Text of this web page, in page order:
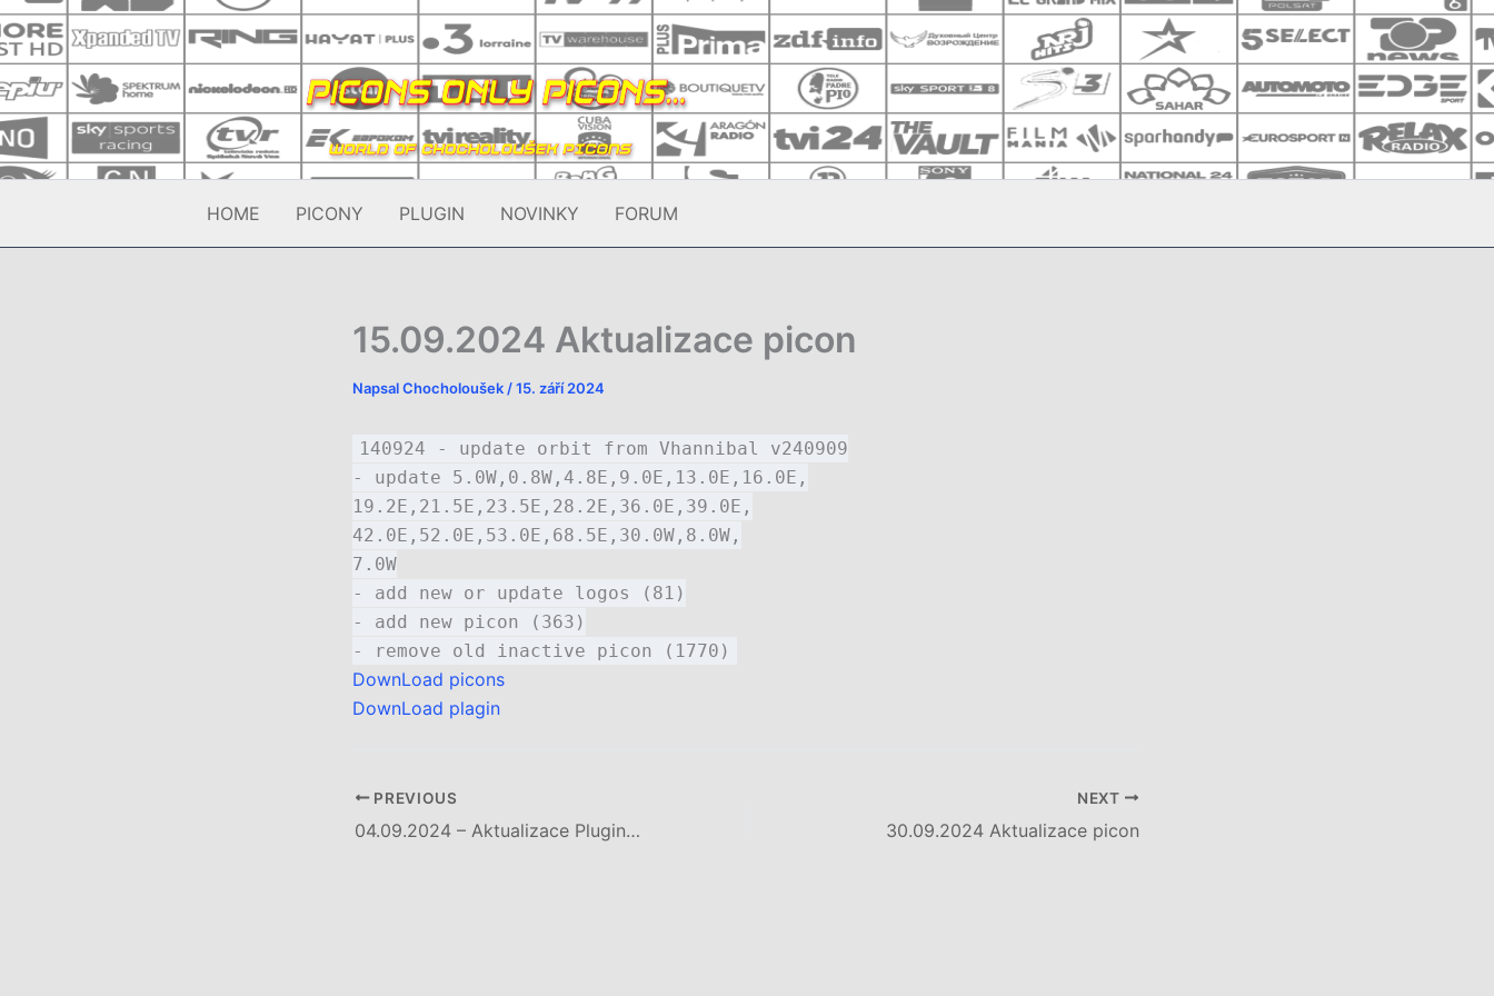
Přeskočit
na
obsah
HOME PICONY PLUGIN NOVINKY FORUM
15.09.2024 Aktualizace picon
NapsalChocholoušek /15. září 2024
140924 - update orbit from Vhannibal v240909
- update 5.0W,0.8W,4.8E,9.0E,13.0E,16.0E,
19.2E,21.5E,23.5E,28.2E,36.0E,39.0E,
42.0E,52.0E,53.0E,68.5E,30.0W,8.0W,
7.0W
- add new or update logos (81)
- add new picon (363)
- remove old inactive picon (1770)
DownLoad picons
DownLoad plagin
PREVIOUS
04.09.2024 – Aktualizace Pluginu Chocholoušek picon!
NEXT
30.09.2024 Aktualizace picon